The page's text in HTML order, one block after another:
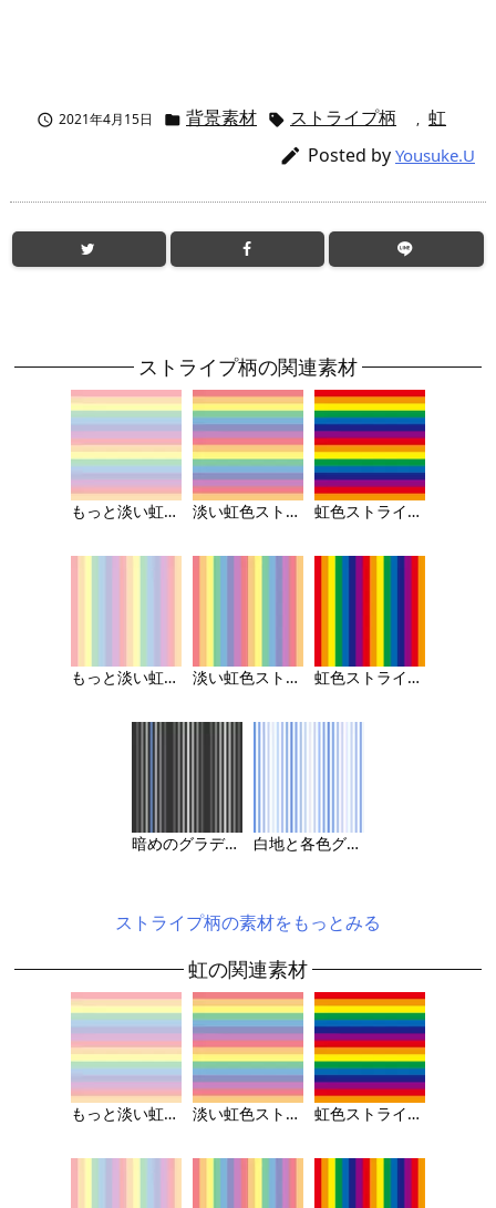
 2021年4月15日  背景素材  ストライプ柄 , 虹
 Posted by Yousuke.U
ストライプ柄の関連素材
もっと淡い虹色ストライプ（横）の背景画像 淡い虹色ストライプの背景画像（横） 虹色ストライプの背景画像（横）
もっと淡い虹色ストライプの背景画像（縦） 淡い虹色ストライプの背景画像（縦） 虹色ストライプの背景画像（縦）
暗めのグラデーション縦ストライプの背景画像 白地と各色グラデーションのストライプの背景画像
ストライプ柄の素材をもっとみる
虹の関連素材
もっと淡い虹色ストライプ（横）の背景画像 淡い虹色ストライプの背景画像（横） 虹色ストライプの背景画像（横）